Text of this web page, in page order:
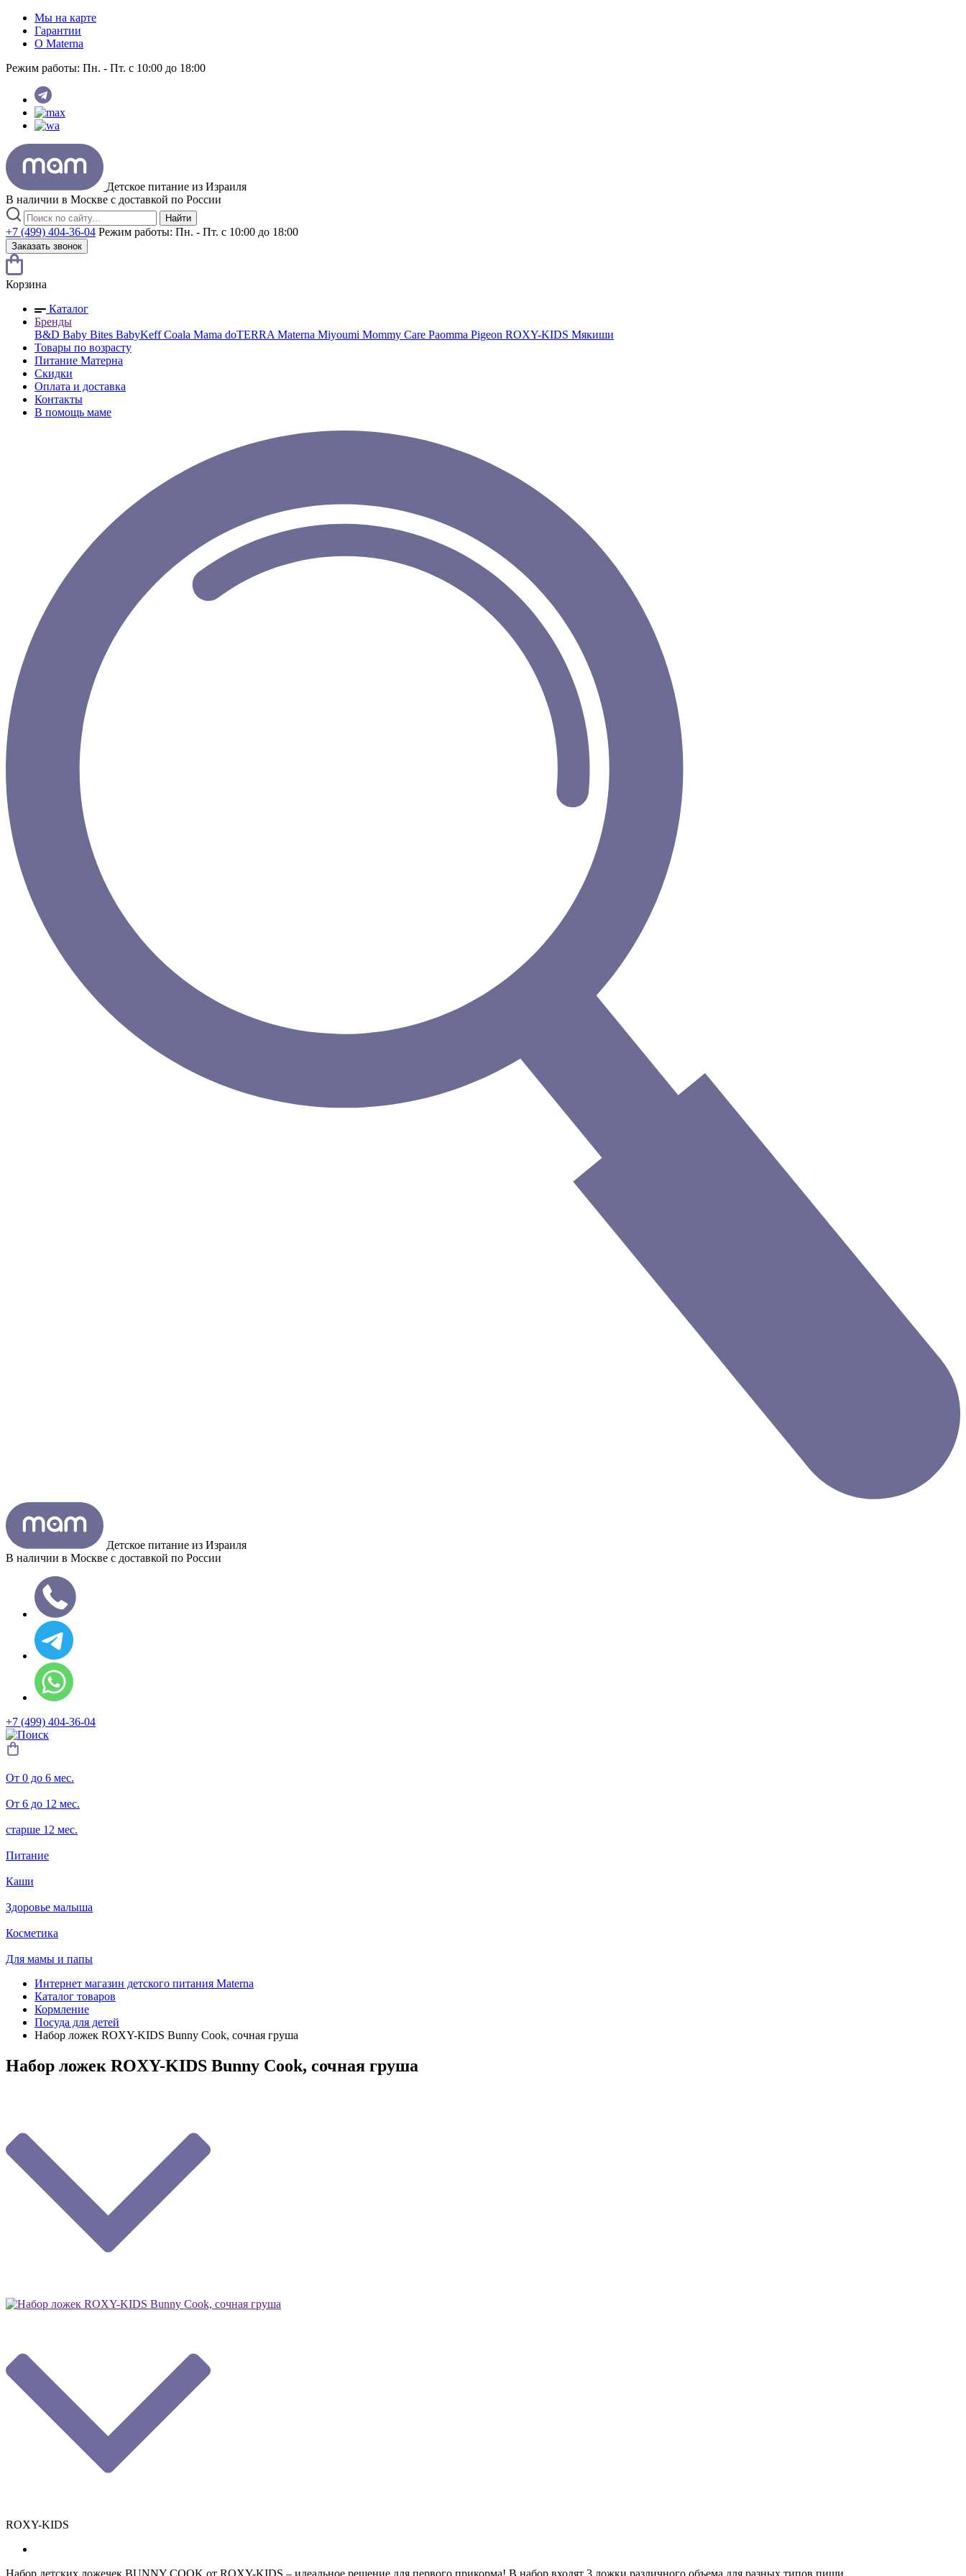
Мы на карте
Гарантии
O Materna
Режим работы: Пн. - Пт. с 10:00 до 18:00
Детское питание из Израиля
В наличии в Москве с доставкой по России
Найти
+7 (499) 404-36-04 Режим работы: Пн. - Пт. с 10:00 до 18:00
Заказать звонок
Корзина
Каталог
Бренды
B&D Baby Bites BabyKeffCoala Mama doTERRA Materna Miyoumi Mommy Care Paomma Pigeon ROXY-KIDS Мякиши
Товары по возрасту
Питание Матерна
Скидки
Оплата и доставка
Контакты
В помощь маме
Детское питание из Израиля
В наличии в Москве с доставкой по России
+7 (499) 404-36-04
От 0 до 6 мес.
От 6 до 12 мес.
старше 12 мес.
Питание
Каши
Здоровье малыша
Косметика
Для мамы и папы
Интернет магазин детского питания Materna
Каталог товаров
Кормление
Посуда для детей
Набор ложек ROXY-KIDS Bunny Сook, сочная груша
Набор ложек ROXY-KIDS Bunny Сook, сочная груша
ROXY-KIDS
Набор детских ложечек BUNNY COOK от ROXY-KIDS – идеальное решение для первого прикорма! В набор входят 3 ложки различного объема для разных типов пищи